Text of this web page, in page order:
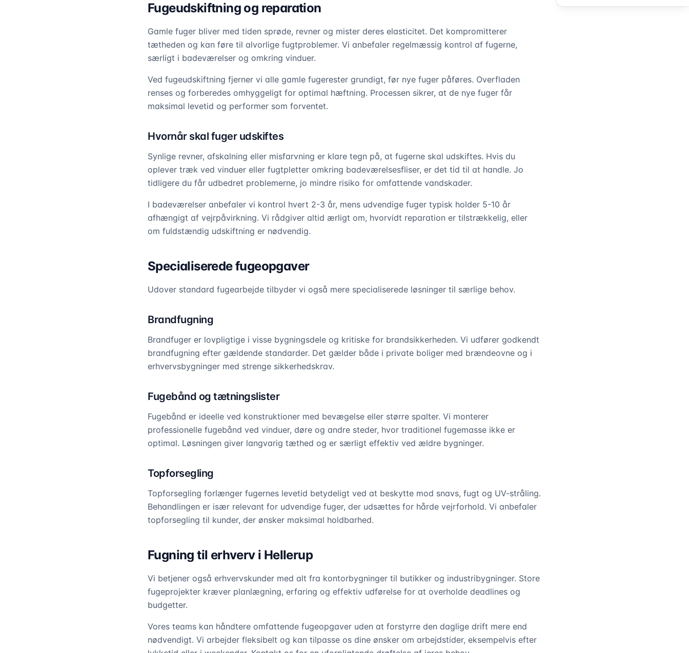
Fugeudskiftning og reparation
Gamle fuger bliver med tiden sprøde, revner og mister deres elasticitet. Det kompromitterer
tætheden og kan føre til alvorlige fugtproblemer. Vi anbefaler regelmæssig kontrol af fugerne,
særligt i badeværelser og omkring vinduer.
Ved fugeudskiftning fjerner vi alle gamle fugerester grundigt, før nye fuger påføres. Overfladen
renses og forberedes omhyggeligt for optimal hæftning. Processen sikrer, at de nye fuger får
maksimal levetid og performer som forventet.
Hvornår skal fuger udskiftes
Synlige revner, afskalning eller misfarvning er klare tegn på, at fugerne skal udskiftes. Hvis du
oplever træk ved vinduer eller fugtpletter omkring badeværelsesfliser, er det tid til at handle. Jo
tidligere du får udbedret problemerne, jo mindre risiko for omfattende vandskader.
I badeværelser anbefaler vi kontrol hvert 2-3 år, mens udvendige fuger typisk holder 5-10 år
afhængigt af vejrpåvirkning. Vi rådgiver altid ærligt om, hvorvidt reparation er tilstrækkelig, eller
om fuldstændig udskiftning er nødvendig.
Specialiserede fugeopgaver
Udover standard fugearbejde tilbyder vi også mere specialiserede løsninger til særlige behov.
Brandfugning
Brandfuger er lovpligtige i visse bygningsdele og kritiske for brandsikkerheden. Vi udfører godkendt
brandfugning efter gældende standarder. Det gælder både i private boliger med brændeovne og i
erhvervsbygninger med strenge sikkerhedskrav.
Fugebånd og tætningslister
Fugebånd er ideelle ved konstruktioner med bevægelse eller større spalter. Vi monterer
professionelle fugebånd ved vinduer, døre og andre steder, hvor traditionel fugemasse ikke er
optimal. Løsningen giver langvarig tæthed og er særligt effektiv ved ældre bygninger.
Topforsegling
Topforsegling forlænger fugernes levetid betydeligt ved at beskytte mod snavs, fugt og UV-stråling.
Behandlingen er især relevant for udvendige fuger, der udsættes for hårde vejrforhold. Vi anbefaler
topforsegling til kunder, der ønsker maksimal holdbarhed.
Fugning til erhverv i Hellerup
Vi betjener også erhvervskunder med alt fra kontorbygninger til butikker og industribygninger. Store
fugeprojekter kræver planlægning, erfaring og effektiv udførelse for at overholde deadlines og
budgetter.
Vores teams kan håndtere omfattende fugeopgaver uden at forstyrre den daglige drift mere end
nødvendigt. Vi arbejder fleksibelt og kan tilpasse os dine ønsker om arbejdstider, eksempelvis efter